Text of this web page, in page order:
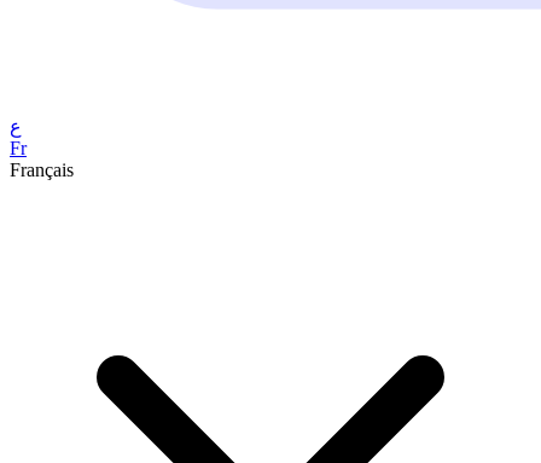
ع
Fr
Français